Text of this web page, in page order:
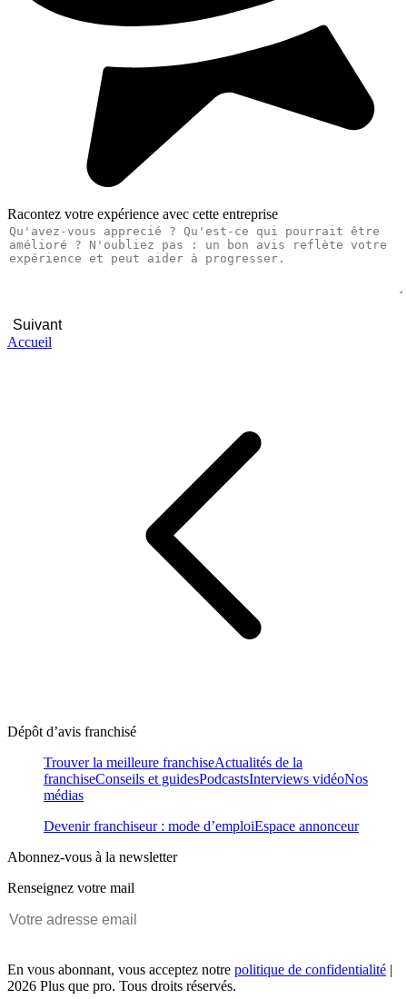
Racontez votre expérience avec cette entreprise
Suivant
Accueil
Dépôt d’avis franchisé
Trouver la meilleure franchiseActualités de la
franchiseConseils et guidesPodcastsInterviews vidéoNos
médias
Devenir franchiseur : mode d’emploiEspace annonceur
Abonnez-vous à la newsletter
Renseignez votre mail
En vous abonnant, vous acceptez notre politique de confidentialité |
2026 Plus que pro. Tous droits réservés.